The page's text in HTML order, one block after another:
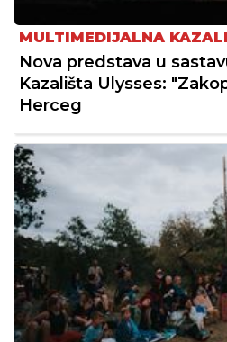
MULTIMEDIJALNA
Nova predstava u
Kazališta Ulysses:
Herceg